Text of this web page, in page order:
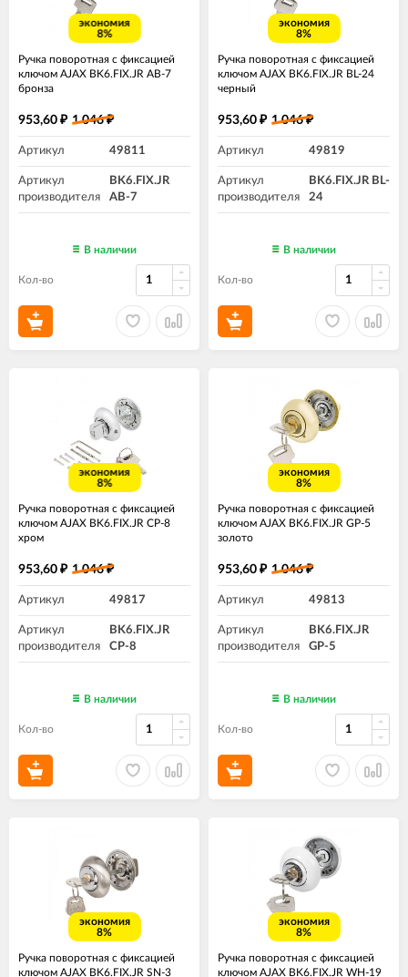
экономия
8%
Ручка поворотная с фиксацией
ключом AJAX BK6.FIX.JR AB-7
бронза
953,60 ₽ 1 046₽
Артикул 49811
Артикул
производителя
BK6.FIX.JR
AB-7
В наличии
Кол-во
экономия
8%
Ручка поворотная с фиксацией
ключом AJAX BK6.FIX.JR BL-24
черный
953,60 ₽ 1 046₽
Артикул 49819
Артикул
производителя
BK6.FIX.JR BL-
24
В наличии
Кол-во
экономия
8%
Ручка поворотная с фиксацией
ключом AJAX BK6.FIX.JR CP-8
хром
953,60 ₽ 1 046₽
Артикул 49817
Артикул
производителя
BK6.FIX.JR
CP-8
В наличии
Кол-во
экономия
8%
Ручка поворотная с фиксацией
ключом AJAX BK6.FIX.JR GP-5
золото
953,60 ₽ 1 046₽
Артикул 49813
Артикул
производителя
BK6.FIX.JR
GP-5
В наличии
Кол-во
экономия
8%
Ручка поворотная с фиксацией
ключом AJAX BK6.FIX.JR SN-3
экономия
8%
Ручка поворотная с фиксацией
ключом AJAX BK6.FIX.JR WH-19